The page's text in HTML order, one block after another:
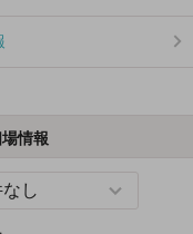
情報